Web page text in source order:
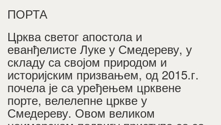
ПОРТА
Црква светог апостола и
еванђелисте Луке у Смедереву, у
складу са својом природом и
историјским призвањем, од 2015.г.
почела је са уређењем црквене
порте, велелепне цркве у
Смедереву. Овом великом